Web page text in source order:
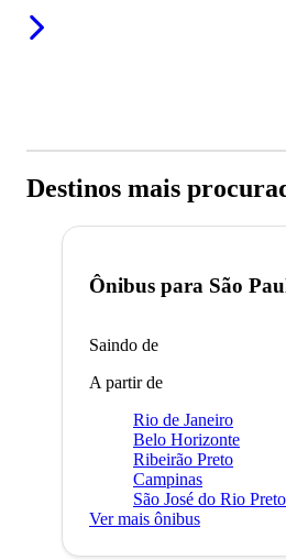
Destinos mais
Ônibus para São
Saindo de
A partir de
Rio de Janeiro
Belo Horizonte
Ribeirão Preto
Campinas
São José do Rio Preto
Ver mais ônibus